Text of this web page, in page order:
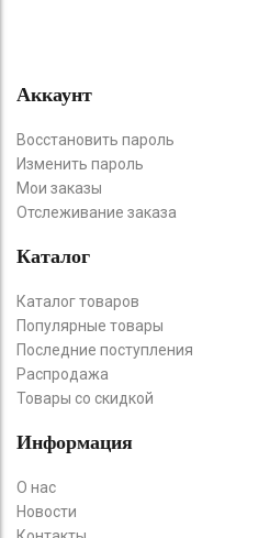
Аккаунт
Восстановить пароль
Изменить пароль
Мои заказы
Отслеживание заказа
Каталог
Каталог товаров
Популярные товары
Последние поступления
Распродажа
Товары со скидкой
Информация
О нас
Новости